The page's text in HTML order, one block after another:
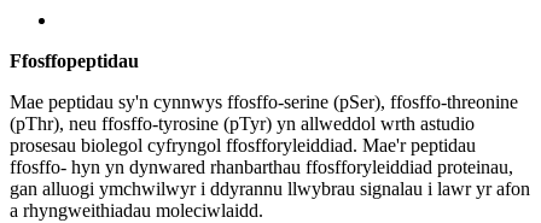
Ffosffopeptidau
Mae peptidau sy'n cynnwys ffosffo-serine (pSer), ffosffo-threonine
(pThr), neu ffosffo-tyrosine (pTyr) yn allweddol wrth astudio
prosesau biolegol cyfryngol ffosfforyleiddiad. Mae'r peptidau
ffosffo- hyn yn dynwared rhanbarthau ffosfforyleiddiad proteinau,
gan alluogi ymchwilwyr i ddyrannu llwybrau signalau i lawr yr afon
a rhyngweithiadau moleciwlaidd.